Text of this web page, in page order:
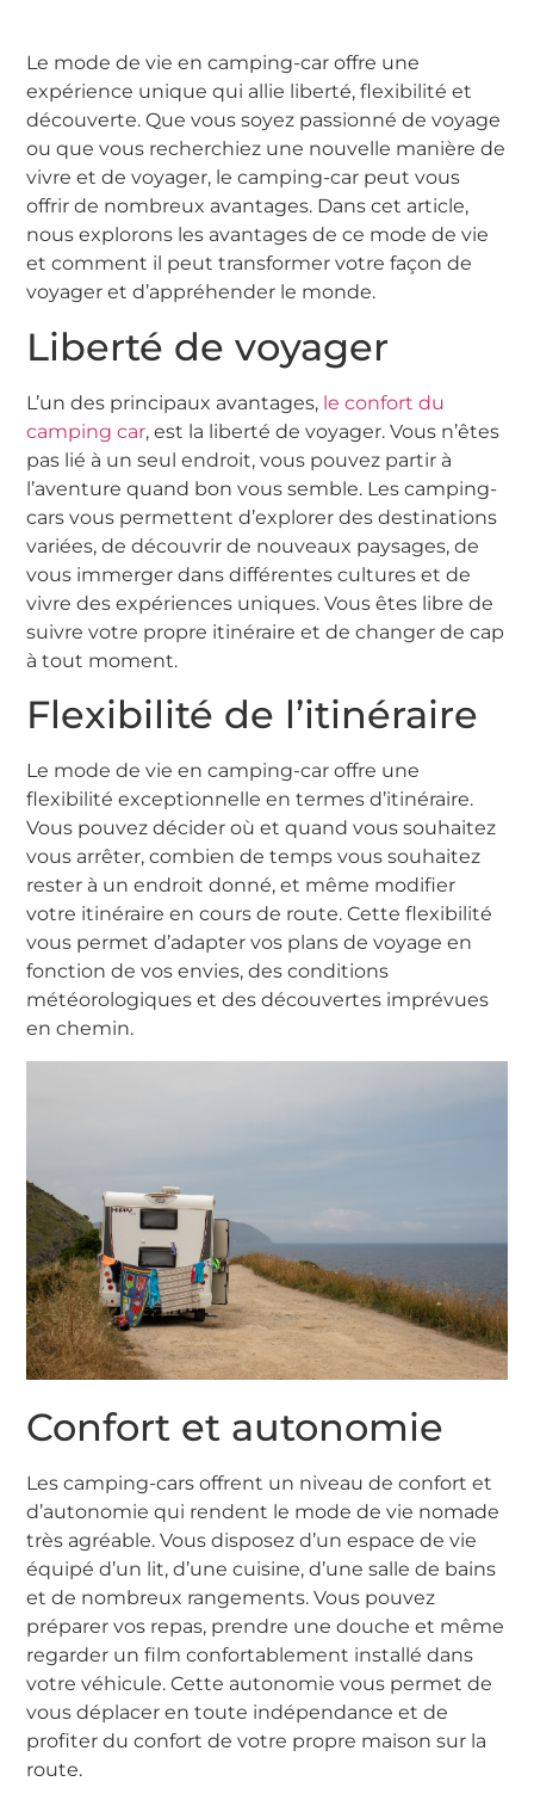
Le mode de vie en camping-car offre une
expérience unique qui allie liberté, flexibilité et
découverte. Que vous soyez passionné de voyage
ou que vous recherchiez une nouvelle manière de
vivre et de voyager, le camping-car peut vous
offrir de nombreux avantages. Dans cet article,
nous explorons les avantages de ce mode de vie
et comment il peut transformer votre façon de
voyager et d’appréhender le monde.
Liberté de voyager
L’un des principaux avantages, le confort du
camping car, est la liberté de voyager. Vous n’êtes
pas lié à un seul endroit, vous pouvez partir à
l’aventure quand bon vous semble. Les camping-
cars vous permettent d’explorer des destinations
variées, de découvrir de nouveaux paysages, de
vous immerger dans différentes cultures et de
vivre des expériences uniques. Vous êtes libre de
suivre votre propre itinéraire et de changer de cap
à tout moment.
Flexibilité de l’itinéraire
Le mode de vie en camping-car offre une
flexibilité exceptionnelle en termes d’itinéraire.
Vous pouvez décider où et quand vous souhaitez
vous arrêter, combien de temps vous souhaitez
rester à un endroit donné, et même modifier
votre itinéraire en cours de route. Cette flexibilité
vous permet d’adapter vos plans de voyage en
fonction de vos envies, des conditions
météorologiques et des découvertes imprévues
en chemin.
Confort et autonomie
Les camping-cars offrent un niveau de confort et
d’autonomie qui rendent le mode de vie nomade
très agréable. Vous disposez d’un espace de vie
équipé d’un lit, d’une cuisine, d’une salle de bains
et de nombreux rangements. Vous pouvez
préparer vos repas, prendre une douche et même
regarder un film confortablement installé dans
votre véhicule. Cette autonomie vous permet de
vous déplacer en toute indépendance et de
profiter du confort de votre propre maison sur la
route.